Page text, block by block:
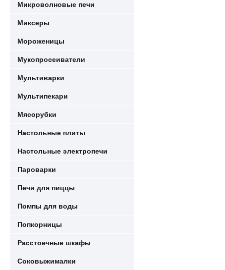
Микроволновые печи
Миксеры
Мороженицы
Мукопросеиватели
Мультиварки
Мультипекари
Мясорубки
Настольные плиты
Настольные электропечи
Пароварки
Печи для пиццы
Помпы для воды
Попкорницы
Расстоечные шкафы
Соковыжималки